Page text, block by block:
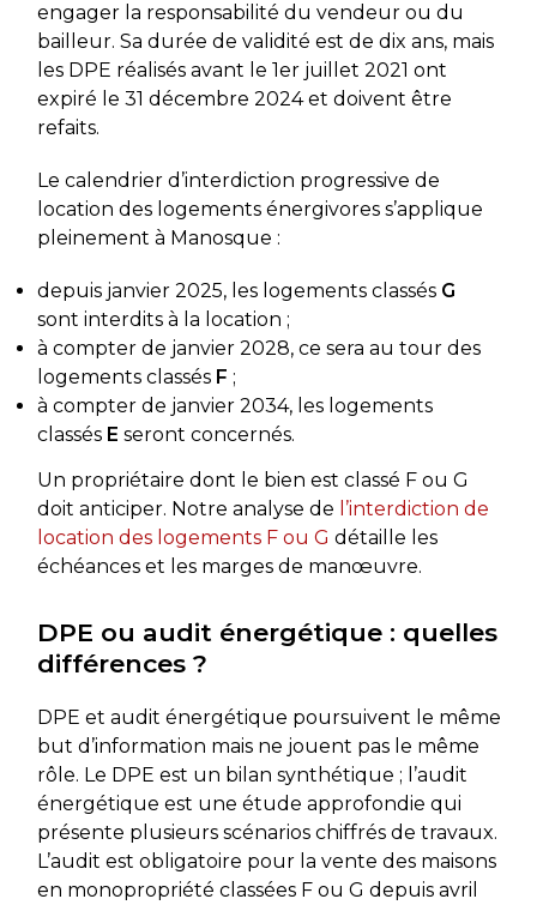
engager la responsabilité du vendeur ou du
bailleur. Sa durée de validité est de dix ans, mais
les DPE réalisés avant le 1er juillet 2021 ont
expiré le 31 décembre 2024 et doivent être
refaits.
Le calendrier d’interdiction progressive de
location des logements énergivores s’applique
pleinement à Manosque :
depuis janvier 2025, les logements classés G
sont interdits à la location ;
à compter de janvier 2028, ce sera au tour des
logements classés F ;
à compter de janvier 2034, les logements
classés E seront concernés.
Un propriétaire dont le bien est classé F ou G
doit anticiper. Notre analyse de l’interdiction de
location des logements F ou G détaille les
échéances et les marges de manœuvre.
DPE ou audit énergétique : quelles
différences ?
DPE et audit énergétique poursuivent le même
but d’information mais ne jouent pas le même
rôle. Le DPE est un bilan synthétique ; l’audit
énergétique est une étude approfondie qui
présente plusieurs scénarios chiffrés de travaux.
L’audit est obligatoire pour la vente des maisons
en monopropriété classées F ou G depuis avril